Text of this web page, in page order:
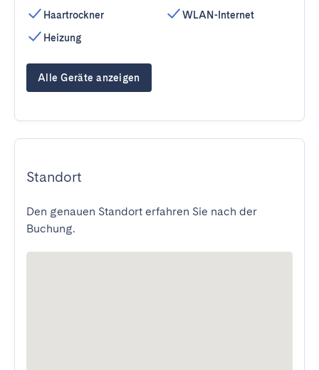
Haartrockner
Heizung
WLAN-Internet
Alle Geräte anzeigen
Standort
Den genauen Standort erfahren Sie nach der
Buchung.